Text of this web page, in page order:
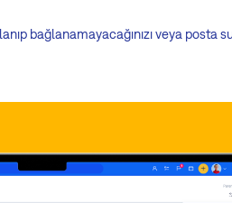
bağlanamayacağınızı veya posta